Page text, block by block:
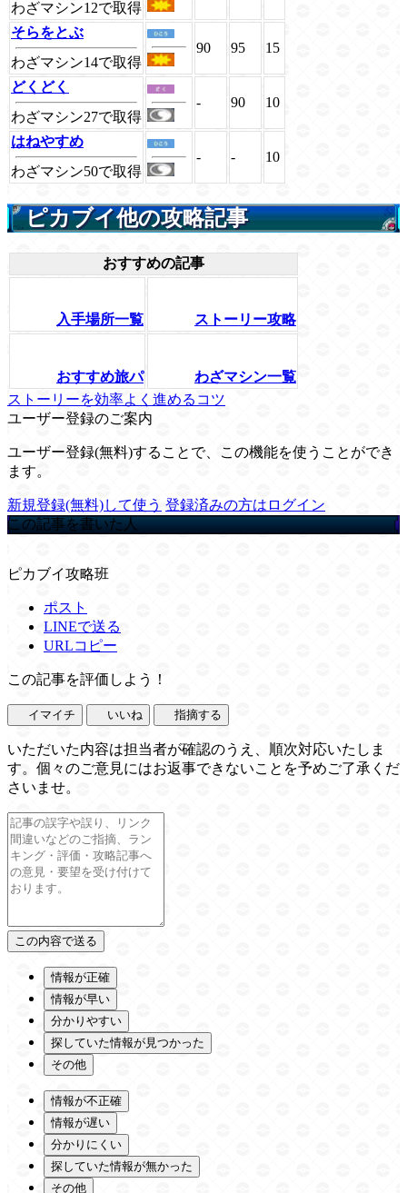
わざマシン12で取得
そらをとぶ
わざマシン14で取得
90 95 15
どくどく
わざマシン27で取得
- 90 10
はねやすめ
わざマシン50で取得
- - 10
ピカブイ他の攻略記事
おすすめの記事
入手場所一覧 ストーリー攻略
おすすめ旅パ
わざマシン一覧
ストーリーを効率よく進めるコツ
ユーザー登録のご案内
ユーザー登録(無料)することで、この機能を使うことができ
ます。
新規登録(無料)して使う 登録済みの方はログイン
この記事を書いた人
ピカブイ攻略班
ポスト
LINEで送る
URLコピー
この記事を評価しよう！
イマイチ いいね 指摘する
いただいた内容は担当者が確認のうえ、順次対応いたしま
す。個々のご意見にはお返事できないことを予めご了承くだ
さいませ。
情報が正確
情報が早い
分かりやすい
探していた情報が見つかった
その他
情報が不正確
情報が遅い
分かりにくい
探していた情報が無かった
その他